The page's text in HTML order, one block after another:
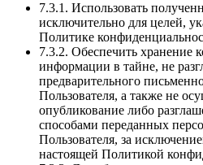
7.3.1. Использовать
исключительно для целей,
Политике
7.3.2. Обеспечить хранение
информации в тайне, не
предварительного
Пользователя, а также не
опубликование либо
способами переданных
Пользователя, за
настоящей Политикой